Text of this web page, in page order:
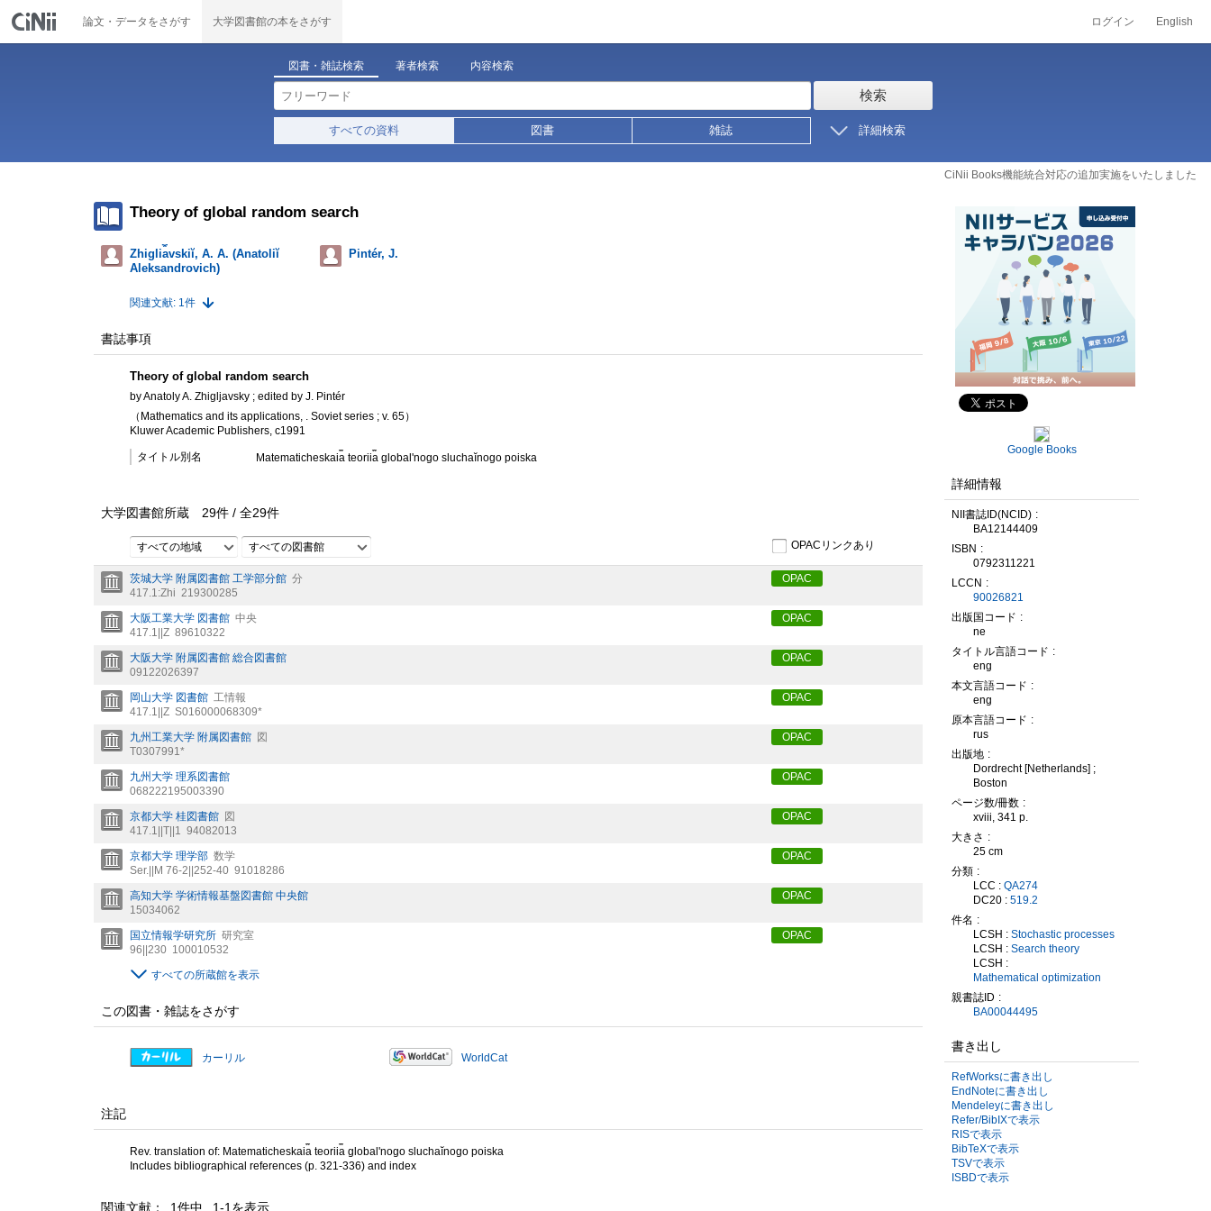
論文・データをさがす 大学図書館の本をさがす ログイン English
図書・雑誌検索 著者検索 内容検索
検索
すべての資料 図書 雑誌 詳細検索
CiNii Books機能統合対応の追加実施をいたしました
Theory of global random search
Zhigli︠a︡vskiĭ, A. A. (Anatoliĭ
Aleksandrovich)
Pintér, J.
関連文献: 1件
書誌事項
Theory of global random search
by Anatoly A. Zhigljavsky ; edited by J. Pintér
（Mathematics and its applications, . Soviet series ; v. 65）
Kluwer Academic Publishers, c1991
タイトル別名 Matematicheskai︠a︡ teorii︠a︡ globalʹnogo sluchaĭnogo poiska
大学図書館所蔵 29件 / 全29件
すべての地域 すべての図書館 OPACリンクあり
茨城大学 附属図書館 工学部分館 分
417.1:Zhi 219300285
OPAC
大阪工業大学 図書館 中央
417.1||Z 89610322
OPAC
大阪大学 附属図書館 総合図書館
09122026397
OPAC
岡山大学 図書館 工情報
417.1||Z S016000068309*
OPAC
九州工業大学 附属図書館 図
T0307991*
OPAC
九州大学 理系図書館
068222195003390
OPAC
京都大学 桂図書館 図
417.1||T||1
94082013
OPAC
京都大学 理学部 数学
Ser.||M 76-2||252-40 91018286
OPAC
高知大学 学術情報基盤図書館 中央館
15034062
OPAC
国立情報学研究所 研究室
96||230 100010532
OPAC
すべての所蔵館を表示
この図書・雑誌をさがす
カーリル WorldCat
注記
Rev. translation of: Matematicheskai︠a︡ teorii︠a︡ globalʹnogo sluchaĭnogo poiska
Includes bibliographical references (p. 321-336) and index
関連文献： 1件中 1-1を表示
Google Books
詳細情報
NII書誌ID(NCID)
BA12144409
ISBN
0792311221
LCCN
90026821
出版国コード
ne
タイトル言語コード
eng
本文言語コード
eng
原本言語コード
rus
出版地
Dordrecht [Netherlands] ;
Boston
ページ数/冊数
xviii, 341 p.
大きさ
25 cm
分類
LCC : QA274
DC20 : 519.2
件名
LCSH : Stochastic processes
LCSH : Search theory
LCSH :
Mathematical optimization
親書誌ID
BA00044495
書き出し
RefWorksに書き出し
EndNoteに書き出し
Mendeleyに書き出し
Refer/BibIXで表示
RISで表示
BibTeXで表示
TSVで表示
ISBDで表示